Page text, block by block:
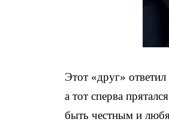
Этот «друг»
а тот сперва
быть честным и